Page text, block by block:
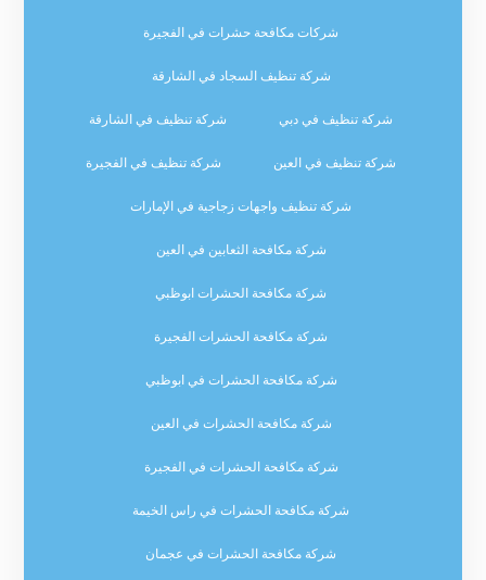
شركات مكافحة حشرات في الفجيرة
شركة تنظيف السجاد في الشارقة
شركة تنظيف في دبي شركة تنظيف في الشارقة
شركة تنظيف في العين شركة تنظيف في الفجيرة
شركة تنظيف واجهات زجاجية في الإمارات
شركة مكافحة الثعابين في العين
شركة مكافحة الحشرات ابوظبي
شركة مكافحة الحشرات الفجيرة
شركة مكافحة الحشرات في ابوظبي
شركة مكافحة الحشرات في العين
شركة مكافحة الحشرات في الفجيرة
شركة مكافحة الحشرات في راس الخيمة
شركة مكافحة الحشرات في عجمان